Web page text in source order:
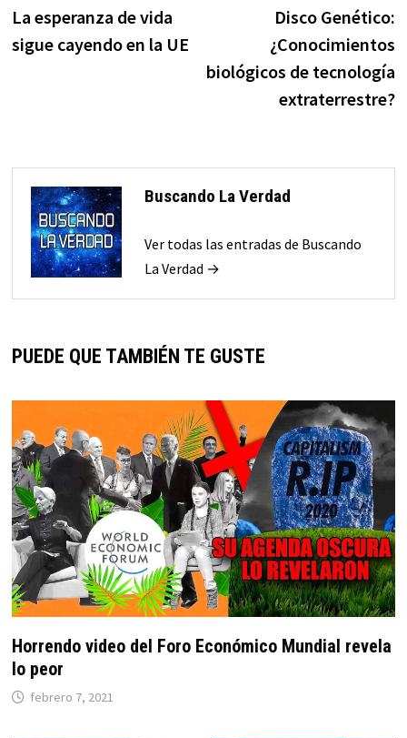
de
entradas
anterior:
La esperanza de vida
sigue cayendo en la UE
Disco Genético:
¿Conocimientos
biológicos de tecnología
extraterrestre?
Buscando La Verdad
Ver todas las entradas de Buscando
La Verdad →
PUEDE QUE TAMBIÉN TE GUSTE
Horrendo video del Foro Económico Mundial revela
lo peor
febrero 7, 2021